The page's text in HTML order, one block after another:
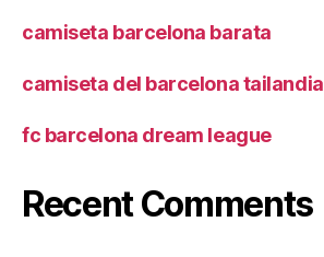
camiseta barcelona barata
camiseta del barcelona tailandia
fc barcelona dream league
Recent Comments